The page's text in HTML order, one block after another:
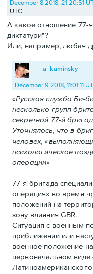
December 8 2018, 21:20:51
UTC
А какое отношение 77-
диктатури"?
Или, например, любая
a_kaminsky
December 9 2018, 11:01:11
«Русская служба Би-
несколько групп
секретной 77-й
Уточнялось, что в
человек,
психологическое
операции»
77-я бригада
операциях во время
положений на
зону влияния GBR.
Ситуация с военным
приближении или
военное положение
первоначальном виде